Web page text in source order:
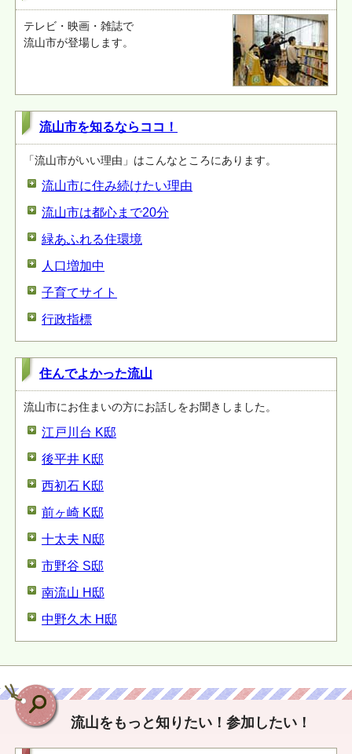
テレビ・映画・雑誌で
流山市が登場します。
流山市を知るならココ！
「流山市がいい理由」はこんなところにあります。
流山市に住み続けたい理由
流山市は都心まで20分
緑あふれる住環境
人口増加中
子育てサイト
行政指標
住んでよかった流山
流山市にお住まいの方にお話しをお聞きしました。
江戸川台 K邸
後平井 K邸
西初石 K邸
前ヶ崎 K邸
十太夫 N邸
市野谷 S邸
南流山 H邸
中野久木 H邸
流山をもっと知りたい！参加したい！